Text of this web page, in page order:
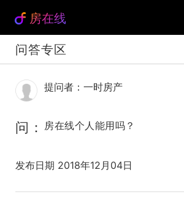
房在线
问答专区
提问者：一时房产
问： 房在线个人能用吗？
发布日期 2018年12月04日